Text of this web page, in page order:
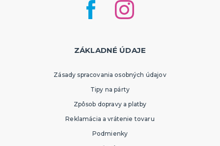
ZÁKLADNÉ ÚDAJE
Zásady spracovania osobných údajov
Tipy na párty
Zpôsob dopravy a platby
Reklamácia a vrátenie tovaru
Podmienky